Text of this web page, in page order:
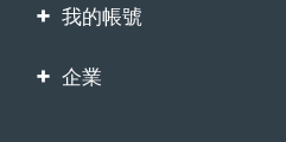
我的帳號
產品註冊
企業